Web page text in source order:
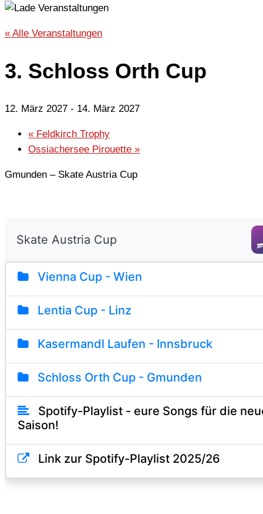
« Alle Veranstaltungen
3. Schloss Orth Cup
12. März 2027 - 14. März 2027
« Feldkirch Trophy
Ossiachersee Pirouette »
Gmunden – Skate Austria Cup